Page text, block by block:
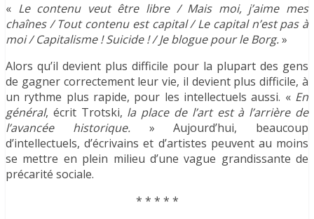
« Le contenu veut être libre / Mais moi, j’aime mes
chaînes / Tout contenu est capital / Le capital n’est pas à
moi / Capitalisme ! Suicide ! / Je blogue pour le Borg.»
Alors qu’il devient plus difficile pour la plupart des gens
de gagner correctement leur vie, il devient plus difficile, à
un rythme plus rapide, pour les intellectuels aussi. « En
général, écrit Trotski, la place de l’art est à l’arrière de
l’avancée historique.» Aujourd’hui, beaucoup
d’intellectuels, d’écrivains et d’artistes peuvent au moins
se mettre en plein milieu d’une vague grandissante de
précarité sociale.
* * * * *